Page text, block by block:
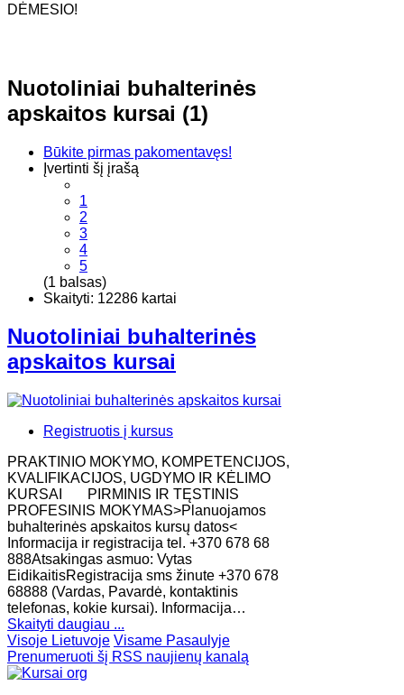
DĖMESIO!
Nuotoliniai buhalterinės
apskaitos kursai (1)
Būkite pirmas pakomentavęs!
Įvertinti šį įrašą
1
2
3
4
5
(1 balsas)
Skaityti: 12286 kartai
Nuotoliniai buhalterinės
apskaitos kursai
Registruotis į kursus
PRAKTINIO MOKYMO, KOMPETENCIJOS,
KVALIFIKACIJOS, UGDYMO IR KĖLIMO
KURSAI PIRMINIS IR TĘSTINIS
PROFESINIS MOKYMAS>Planuojamos
buhalterinės apskaitos kursų datos<
Informacija ir registracija tel. +370 678 68
888Atsakingas asmuo: Vytas
EidikaitisRegistracija sms žinute +370 678
68888 (Vardas, Pavardė, kontaktinis
telefonas, kokie kursai). Informacija…
Skaityti daugiau ...
Visoje Lietuvoje Visame Pasaulyje
Prenumeruoti šį RSS naujienų kanalą